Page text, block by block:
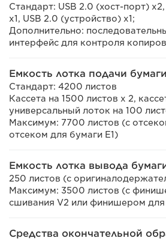
Стандарт: USB 2.0 (хост-порт)
x1, USB 2.0 (устройство) x1;
Дополнительно:
интерфейс для контроля
Емкость лотка подачи
Стандарт: 4200 листов
Кассета на 1500 листов x 2,
универсальный лоток на 100
Максимум: 7700 листов (с
отсеком для бумаги E1)
Емкость лотка вывода
250 листов (с
Максимум: 3500 листов (с
сшивания V2 или финишером для
Средства окончательной